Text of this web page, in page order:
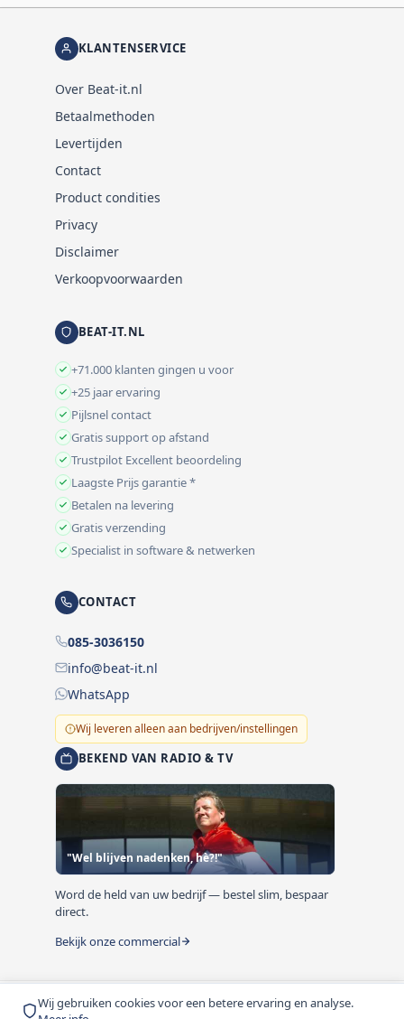
Wij gebruiken cookies voor een betere ervaring en analyse.
KLANTENSERVICE
Over Beat-it.nl
Betaalmethoden
Levertijden
Contact
Product condities
Privacy
Disclaimer
Verkoopvoorwaarden
BEAT-IT.NL
+71.000 klanten gingen u voor
+25 jaar ervaring
Pijlsnel contact
Gratis support op afstand
Trustpilot Excellent beoordeling
Laagste Prijs garantie *
Betalen na levering
Gratis verzending
Specialist in software & netwerken
CONTACT
085-3036150
info@beat-it.nl
WhatsApp
Wij leveren alleen aan bedrijven/instellingen
BEKEND VAN RADIO & TV
"Wel blijven nadenken, hè?!"
Word de held van uw bedrijf — bestel slim, bespaar
direct.
Bekijk onze commercial
© 1999-2026 Beat-it.nl. Vermelde prijzen zijn excl. BTW